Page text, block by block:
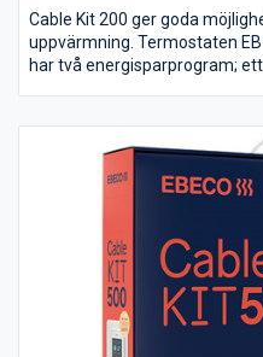
Cable Kit 200 ger goda
uppvärmning. Termostaten
har två energisparprogram;